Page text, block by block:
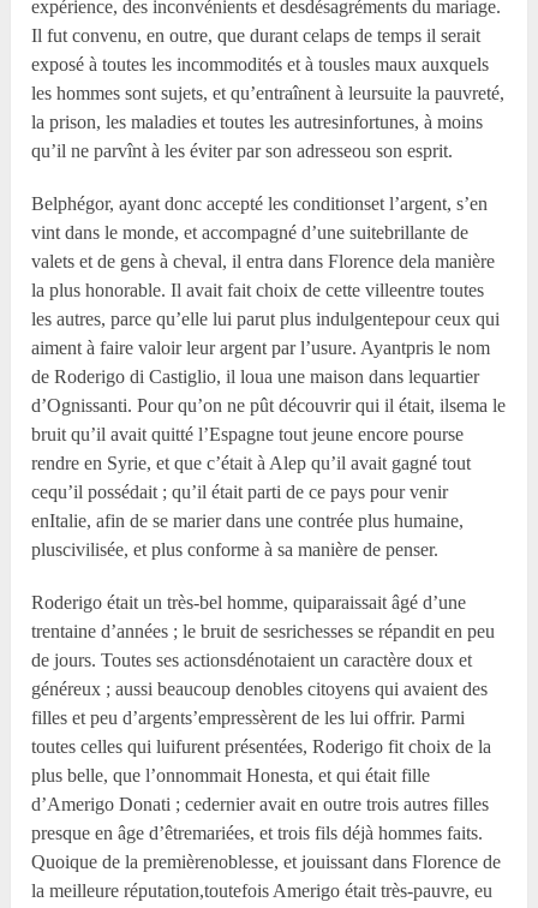
expérience, des inconvénients et desdésagréments du mariage.
Il fut convenu, en outre, que durant celaps de temps il serait
exposé à toutes les incommodités et à tousles maux auxquels
les hommes sont sujets, et qu’entraînent à leursuite la pauvreté,
la prison, les maladies et toutes les autresinfortunes, à moins
qu’il ne parvînt à les éviter par son adresseou son esprit.
Belphégor, ayant donc accepté les conditionset l’argent, s’en
vint dans le monde, et accompagné d’une suitebrillante de
valets et de gens à cheval, il entra dans Florence dela manière
la plus honorable. Il avait fait choix de cette villeentre toutes
les autres, parce qu’elle lui parut plus indulgentepour ceux qui
aiment à faire valoir leur argent par l’usure. Ayantpris le nom
de Roderigo di Castiglio, il loua une maison dans lequartier
d’Ognissanti. Pour qu’on ne pût découvrir qui il était, ilsema le
bruit qu’il avait quitté l’Espagne tout jeune encore pourse
rendre en Syrie, et que c’était à Alep qu’il avait gagné tout
cequ’il possédait ; qu’il était parti de ce pays pour venir
enItalie, afin de se marier dans une contrée plus humaine,
pluscivilisée, et plus conforme à sa manière de penser.
Roderigo était un très-bel homme, quiparaissait âgé d’une
trentaine d’années ; le bruit de sesrichesses se répandit en peu
de jours. Toutes ses actionsdénotaient un caractère doux et
généreux ; aussi beaucoup denobles citoyens qui avaient des
filles et peu d’argents’empressèrent de les lui offrir. Parmi
toutes celles qui luifurent présentées, Roderigo fit choix de la
plus belle, que l’onnommait Honesta, et qui était fille
d’Amerigo Donati ; cedernier avait en outre trois autres filles
presque en âge d’êtremariées, et trois fils déjà hommes faits.
Quoique de la premièrenoblesse, et jouissant dans Florence de
la meilleure réputation,toutefois Amerigo était très-pauvre, eu